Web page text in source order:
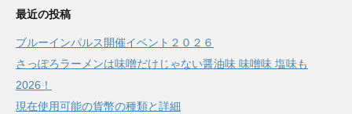
最近の投稿
ブルーインパルス開催イベント２０２６
さっぽろラーメンは味噌だけじゃない醤油味 味噌味 塩味も
2026！
現在使用可能の貨幣の種類と詳細